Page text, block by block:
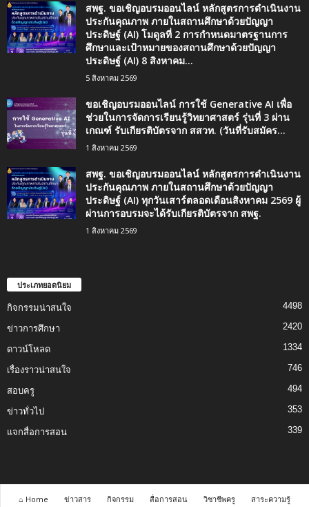
สพฐ. ขอเชิญอบรมออนไลน์ หลักสูตรการดำเนินงาน
ประกันคุณภาพ ภายในสถานศึกษาด้วยปัญญา
ประดิษฐ์ (AI) โมดูลที่ 2 การกำหนดมาตรฐานการ
ศึกษาและเป้าหมายของสถานศึกษาด้วยปัญญา
ประดิษฐ์ (AI) 8 สิงหาคม...
5 สิงหาคม 2569
ขอเชิญอบรมออนไลน์ การใช้ Generative AI เพื่อ
ช่วยในการจัดการเรียนรู้วิทยาศาสตร์ รุ่นที่ 3 ผ่าน
เกณฑ์ รับเกียรติบัตรจาก สสวท. (วันที่รับสมัคร...
1 สิงหาคม 2569
สพฐ. ขอเชิญอบรมออนไลน์ หลักสูตรการดำเนินงาน
ประกันคุณภาพ ภายในสถานศึกษาด้วยปัญญา
ประดิษฐ์ (AI) ทุกวันเสาร์ตลอดเดือนสิงหาคม 2569 ผู้
ผ่านการอบรมจะได้รับเกียรติบัตรจาก สพฐ.
1 สิงหาคม 2569
ประเภทยอดนิยม
กิจกรรมน่าสนใจ 4498
ข่าวการศึกษา 2420
ดาวน์โหลด 1334
เรื่องราวน่าสนใจ 746
สอบครู 494
ข่าวทั่วไป 353
แจกสื่อการสอน 339
⌂ Home ข่าวสาร กิจกรรม สื่อการสอน วิชาชีพครู สาระความรู้